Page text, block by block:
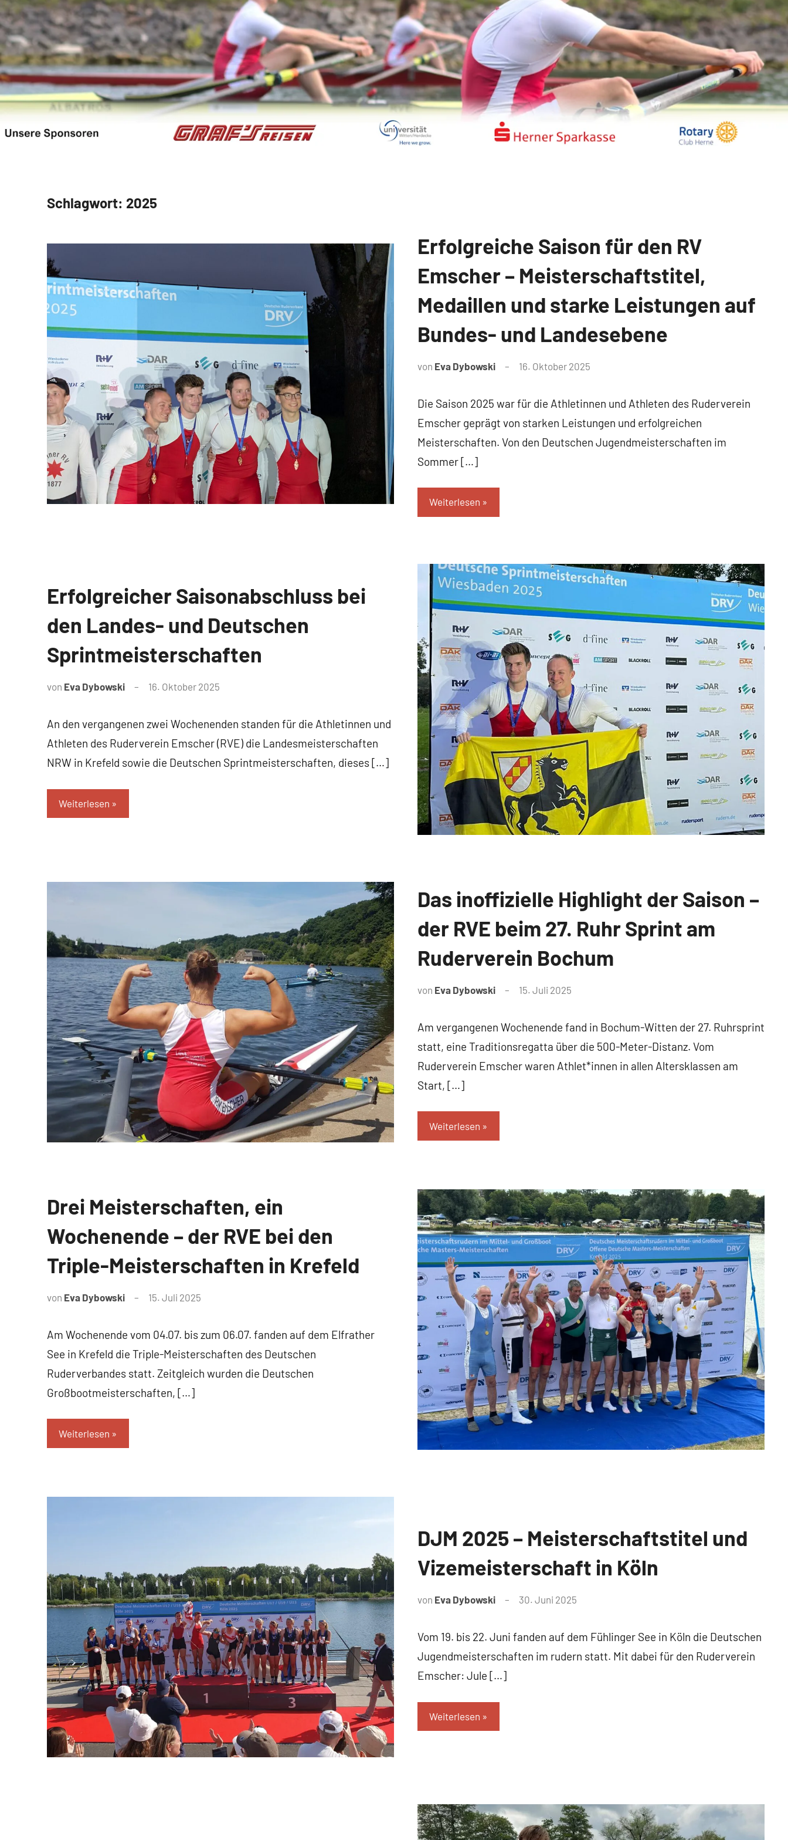
Schlagwort: 2025
News
Erfolgreiche Saison für den RV
Emscher – Meisterschaftstitel,
Medaillen und starke Leistungen auf
Bundes- und Landesebene
von Eva Dybowski 16. Oktober 2025
Die Saison 2025 war für die Athletinnen und Athleten des Ruderverein
Emscher geprägt von starken Leistungen und erfolgreichen
Meisterschaften. Von den Deutschen Jugendmeisterschaften im
Sommer […]
Weiterlesen
News
Erfolgreicher Saisonabschluss bei
den Landes- und Deutschen
Sprintmeisterschaften
von Eva Dybowski 16. Oktober 2025
An den vergangenen zwei Wochenenden standen für die Athletinnen und
Athleten des Ruderverein Emscher (RVE) die Landesmeisterschaften
NRW in Krefeld sowie die Deutschen Sprintmeisterschaften, dieses […]
Weiterlesen
News
Das inoffizielle Highlight der Saison –
der RVE beim 27. Ruhr Sprint am
Ruderverein Bochum
von Eva Dybowski 15. Juli 2025
Am vergangenen Wochenende fand in Bochum-Witten der 27. Ruhrsprint
statt, eine Traditionsregatta über die 500-Meter-Distanz. Vom
Ruderverein Emscher waren Athlet*innen in allen Altersklassen am
Start, […]
Weiterlesen
News
Drei Meisterschaften, ein
Wochenende – der RVE bei den
Triple-Meisterschaften in Krefeld
von Eva Dybowski 15. Juli 2025
Am Wochenende vom 04.07. bis zum 06.07. fanden auf dem Elfrather
See in Krefeld die Triple-Meisterschaften des Deutschen
Ruderverbandes statt. Zeitgleich wurden die Deutschen
Großbootmeisterschaften, […]
Weiterlesen
News
DJM 2025 – Meisterschaftstitel und
Vizemeisterschaft in Köln
von Eva Dybowski 30. Juni 2025
Vom 19. bis 22. Juni fanden auf dem Fühlinger See in Köln die Deutschen
Jugendmeisterschaften im rudern statt. Mit dabei für den Ruderverein
Emscher: Jule […]
Weiterlesen